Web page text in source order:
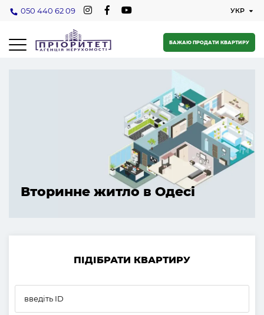
050 440 62 09
БАЖАЮ ПРОДАТИ КВАРТИРУ
Вторинне житло в Одесі
ПІДІБРАТИ КВАРТИРУ